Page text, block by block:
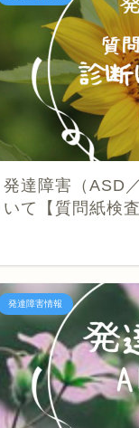
発達障害（ASD
いて【質問紙検
発達障害情報